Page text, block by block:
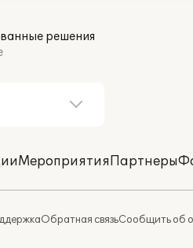
решения
МероприятияПартнеры
Обратная связьСообщить об